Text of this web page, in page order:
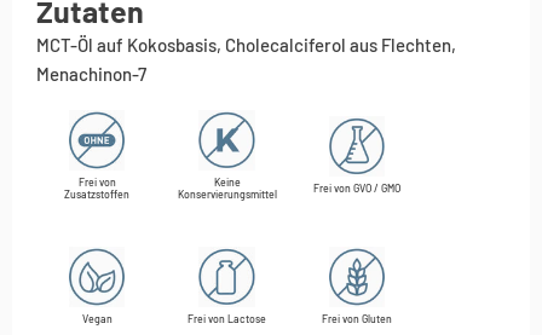
Zutaten
MCT-Öl auf Kokosbasis, Cholecalciferol aus Flechten,
Menachinon-7
Frei von
Zusatzstoffen
Keine
Konservierungsmittel
Frei von GVO / GMO
Vegan Frei von Lactose Frei von Gluten